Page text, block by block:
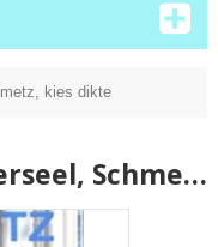
kies dikte
machinenaalden universeel, Schmetz, kies dikte